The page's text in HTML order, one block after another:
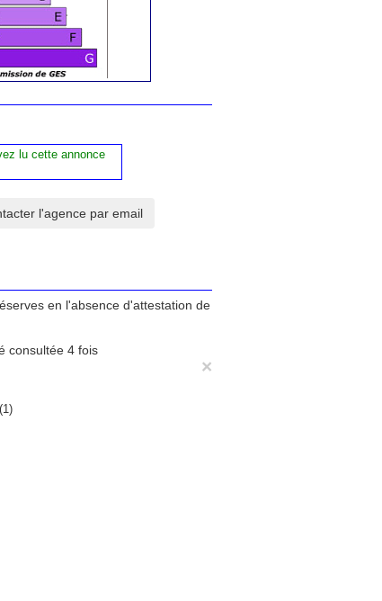
lu cette annonce
en l'absence d'attestation de
consultée 4 fois
×
(1)